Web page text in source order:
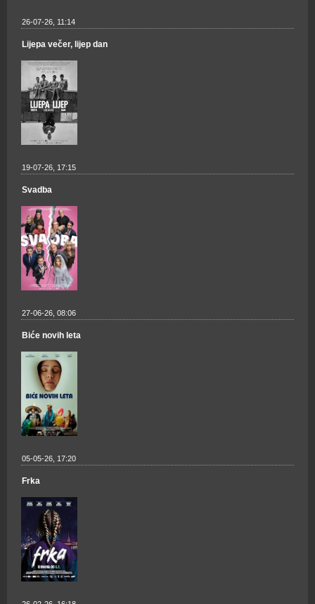
26-07-26, 11:14
Lijepa večer, lijep dan
19-07-26, 17:15
Svadba
27-06-26, 08:06
Biće novih leta
05-05-26, 17:20
Frka